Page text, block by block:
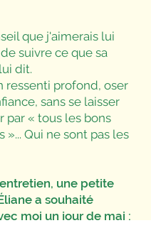
que j'aimerais lui
suivre ce que sa
dit.
ressenti profond, oser
sans se laisser
par « tous les bons
»... Qui ne sont pas les
une petite
a souhaité
moi un jour de mai :